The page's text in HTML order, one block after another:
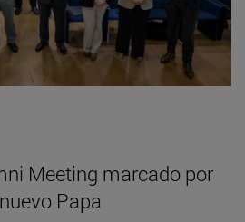
Meeting marcado por
Papa